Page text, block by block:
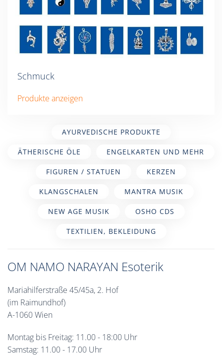
Schmuck
Produkte anzeigen
AYURVEDISCHE PRODUKTE
ÄTHERISCHE ÖLE ENGELKARTEN UND MEHR
FIGUREN / STATUEN KERZEN
KLANGSCHALEN MANTRA MUSIK
NEW AGE MUSIK OSHO CDS
TEXTILIEN, BEKLEIDUNG
OM NAMO NARAYAN Esoterik
Mariahilferstraße 45/45a, 2. Hof
(im Raimundhof)
A-1060 Wien
Montag bis Freitag: 11.00 - 18:00 Uhr
Samstag: 11.00 - 17.00 Uhr